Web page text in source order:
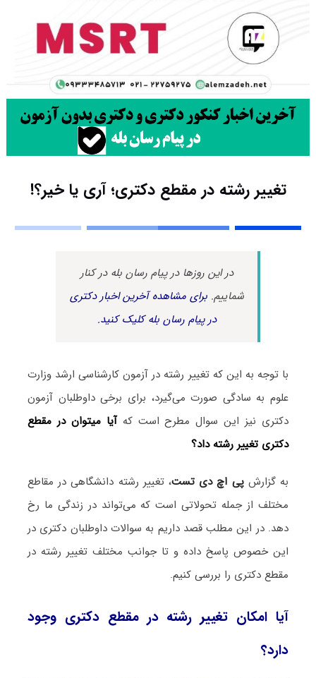
تغییر رشته در مقطع دکتری؛ آری یا خیر؟!
در این روزها در پیام رسان بله در کنار
شماییم.برای مشاهده آخرین اخبار دکتری
در پیام رسان بله کلیک کنید.
با توجه به این که تغییر رشته در آزمون کارشناسی ارشد وزارت
علوم به سادگی صورت می‌گیرد، برای برخی داوطلبان آزمون
دکتری نیز این سوال مطرح است کهآیا میتوان در مقطع
دکتری تغییر رشته داد؟
به گزارشپی اچ دی تست، تغییر رشته دانشگاهی در مقاطع
مختلف از جمله تحولاتی است که می‌تواند در زندگی ما رخ
دهد. در این مطلب قصد داریم به سوالات داوطلبان دکتری در
این خصوص پاسخ داده و تا جوانب مختلف تغییر رشته در
مقطع دکتری را بررسی کنیم.
آیا امکان تغییر رشته در مقطع دکتری وجود
دارد؟